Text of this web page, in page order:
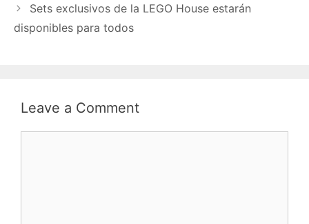
Sets exclusivos de la LEGO House estarán
disponibles para todos
Leave a Comment